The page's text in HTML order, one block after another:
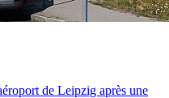
de Leipzig après une